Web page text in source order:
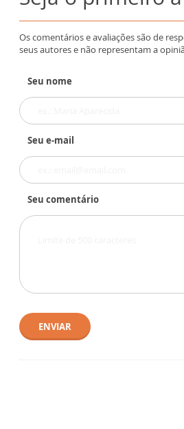
Os comentários e avaliações são de
seus autores e não representam a
Seu nome
Seu e-mail
Seu comentário
ENVIAR